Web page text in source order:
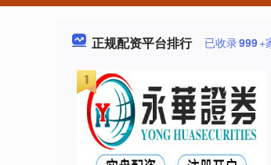
正规配资平台排行 已收录999+